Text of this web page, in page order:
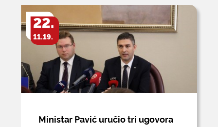
KONTAKTI
22.
11.19.
Ministar Pavić uručio tri ugovora